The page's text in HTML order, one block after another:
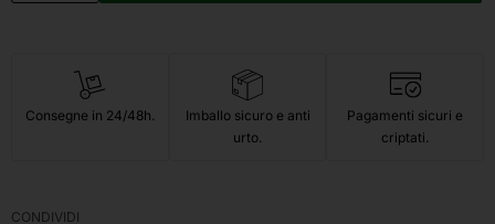
Consegne in 24/48h.
Imballo sicuro e anti
urto.
Pagamenti sicuri e
criptati.
CONDIVIDI